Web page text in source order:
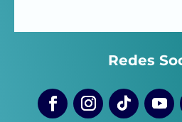
Redes